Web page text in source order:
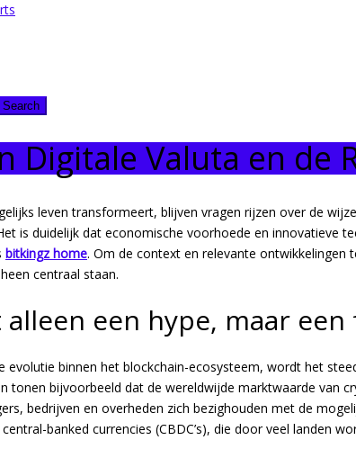
Digitale Valuta en
leven transformeert, blijven vragen rijzen over de
is duidelijk dat economische voorhoede en innovatieve
bitkingz home. Om de context en relevante ontwikkelingen
centraal staan.
een hype, maar
evolutie binnen het blockchain-ecosysteem, wordt het
tonen bijvoorbeeld dat de wereldwijde marktwaarde van
bedrijven en overheden zich bezighouden met de
banked currencies (CBDC’s), die door veel landen